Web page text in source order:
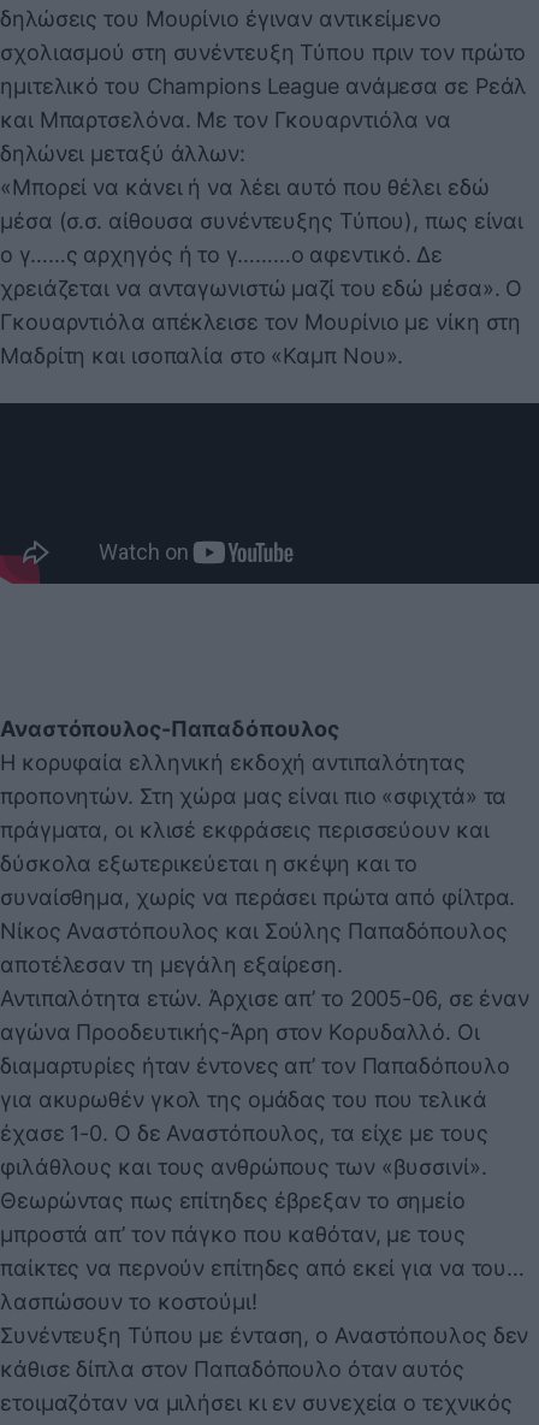
δηλώσεις του Μουρίνιο έγιναν αντικείμενο
σχολιασμού στη συνέντευξη Τύπου πριν τον πρώτο
ημιτελικό του Champions League ανάμεσα σε Ρεάλ
και Μπαρτσελόνα. Με τον Γκουαρντιόλα να
δηλώνει μεταξύ άλλων:
«Μπορεί να κάνει ή να λέει αυτό που θέλει εδώ
μέσα (σ.σ. αίθουσα συνέντευξης Τύπου), πως είναι
ο γ……ς αρχηγός ή το γ………ο αφεντικό. Δε
χρειάζεται να ανταγωνιστώ μαζί του εδώ μέσα». Ο
Γκουαρντιόλα απέκλεισε τον Μουρίνιο με νίκη στη
Μαδρίτη και ισοπαλία στο «Καμπ Νου».
Αναστόπουλος-Παπαδόπουλος
Η κορυφαία ελληνική εκδοχή αντιπαλότητας
προπονητών. Στη χώρα μας είναι πιο «σφιχτά» τα
πράγματα, οι κλισέ εκφράσεις περισσεύουν και
δύσκολα εξωτερικεύεται η σκέψη και το
συναίσθημα, χωρίς να περάσει πρώτα από φίλτρα.
Νίκος Αναστόπουλος και Σούλης Παπαδόπουλος
αποτέλεσαν τη μεγάλη εξαίρεση.
Αντιπαλότητα ετών. Άρχισε απ’ το 2005-06, σε έναν
αγώνα Προοδευτικής-Άρη στον Κορυδαλλό. Οι
διαμαρτυρίες ήταν έντονες απ’ τον Παπαδόπουλο
για ακυρωθέν γκολ της ομάδας του που τελικά
έχασε 1-0. Ο δε Αναστόπουλος, τα είχε με τους
φιλάθλους και τους ανθρώπους των «βυσσινί».
Θεωρώντας πως επίτηδες έβρεξαν το σημείο
μπροστά απ’ τον πάγκο που καθόταν, με τους
παίκτες να περνούν επίτηδες από εκεί για να του…
λασπώσουν το κοστούμι!
Συνέντευξη Τύπου με ένταση, ο Αναστόπουλος δεν
κάθισε δίπλα στον Παπαδόπουλο όταν αυτός
ετοιμαζόταν να μιλήσει κι εν συνεχεία ο τεχνικός